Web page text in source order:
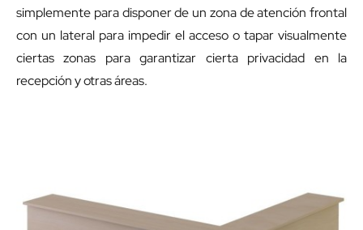
simplemente para disponer de un zona de atención frontal
con un lateral para impedir el acceso o tapar visualmente
ciertas zonas para garantizar cierta privacidad en la
recepción y otras áreas.